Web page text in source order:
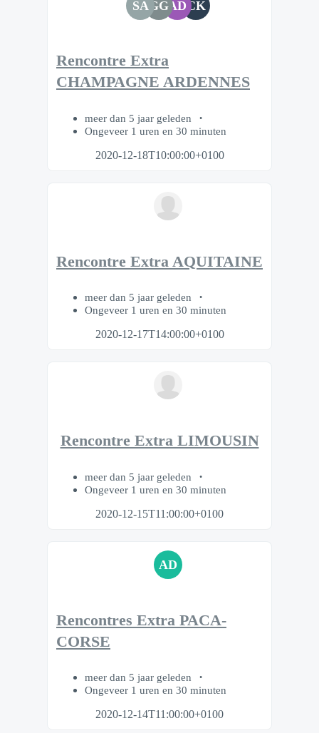
SA GGAD CK
Rencontre Extra
CHAMPAGNE ARDENNES
meer dan 5 jaar geleden
Ongeveer 1 uren en 30 minuten
2020-12-18T10:00:00+0100
Rencontre Extra AQUITAINE
meer dan 5 jaar geleden
Ongeveer 1 uren en 30 minuten
2020-12-17T14:00:00+0100
Rencontre Extra LIMOUSIN
meer dan 5 jaar geleden
Ongeveer 1 uren en 30 minuten
2020-12-15T11:00:00+0100
AD
Rencontres Extra PACA-
CORSE
meer dan 5 jaar geleden
Ongeveer 1 uren en 30 minuten
2020-12-14T11:00:00+0100